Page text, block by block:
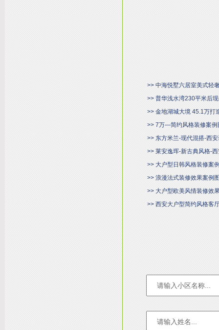
>> 中海悦墅六居室美式轻
>> 普华浅水湾230平米后
>> 金地湖城大境 45.1万打
>> 7万—简约风格装修案例
>> 东方米兰-现代混搭-西
>> 莱安逸珲-新古典风格-
>> 大户型日韩风格装修案
>> 浪漫法式装修效果案例
>> 大户型欧美风情装修效
>> 西安大户型简约风格客